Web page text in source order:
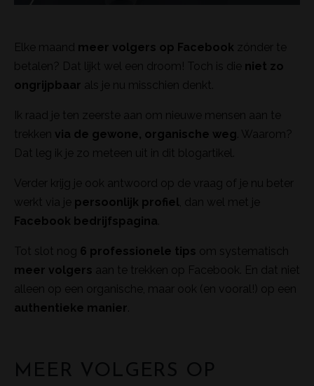
Elke maand meer volgers op Facebook zónder te
betalen? Dat lijkt wel een droom! Toch is die niet zo
ongrijpbaar als je nu misschien denkt.
Ik raad je ten zeerste aan om nieuwe mensen aan te
trekken via de gewone, organische weg . Waarom?
Dat leg ik je zo meteen uit in dit blogartikel.
Verder krijg je ook antwoord op de vraag of je nu beter
werkt via je persoonlijk profiel , dan wel met je
Facebook bedrijfspagina
Tot slot nog 6 professionele tips om systematisch
meer volgers aan te trekken op Facebook. En dat niet
alleen op een organische, maar ook (en vooral!) op een
authentieke manier